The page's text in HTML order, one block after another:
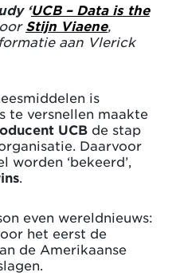
‘UCB – Data is the
Stijn Viaene,
aan Vlerick
is
te versnellen maakte
UCB de stap
Daarvoor
‘bekeerd’,
even wereldnieuws:
het eerst de
de Amerikaanse